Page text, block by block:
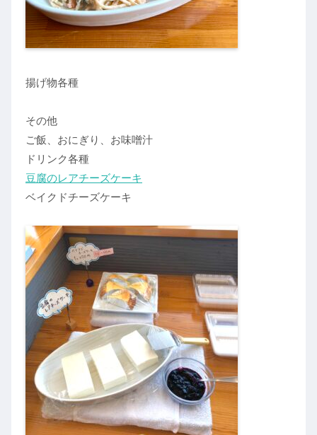
揚げ物各種
その他
ご飯、おにぎり、お味噌汁
ドリンク各種
豆腐のレアチーズケーキ
ベイクドチーズケーキ